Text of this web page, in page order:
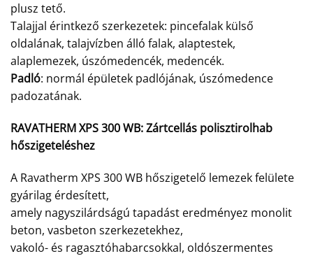
plusz tető.
Talajjal érintkező szerkezetek: pincefalak külső
oldalának, talajvízben álló falak, alaptestek,
alaplemezek, úszómedencék, medencék.
Padló: normál épületek padlójának, úszómedence
padozatának.
RAVATHERM XPS 300 WB:Zártcellás polisztirolhab
hőszigeteléshez
A Ravatherm XPS 300 WB hőszigetelő lemezek felülete
gyárilag érdesített,
amely nagyszilárdságú tapadást eredményez monolit
beton, vasbeton szerkezetekhez,
vakoló- és ragasztóhabarcsokkal, oldószermentes